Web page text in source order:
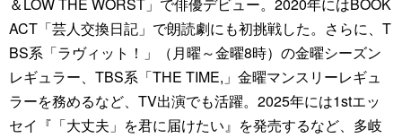
ACT「芸人交換日記」で朗読劇にも初挑戦した。さらに、T
BS系「ラヴィット！」（月曜～金曜8時）の金曜シーズン
レギュラー、TBS系「THE TIME,」金曜マンスリーレギュ
ラーを務めるなど、TV出演でも活躍。2025年には1stエッ
セイ『「大丈夫」を君に届けたい』を発売するなど、多岐